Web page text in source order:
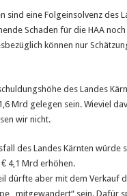
sind eine Folgeinsolvenz des
Schaden für die HAA
können nur
des Landes
Mrd gelegen sein. Wieviel
wir nicht.
des Landes Kärnten würde
4,1 Mrd erhöhen.
dürfte aber mit dem Verkauf
„mitgewandert“ sein. Dafür